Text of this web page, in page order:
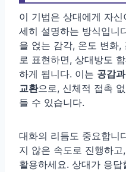
이 기법은 상대에게 자
세히 설명하는 방식입니
을 얹는 감각, 온도 변화,
로 표현하면, 상대방도
하게 됩니다. 이는 공감
교환으로, 신체적 접촉
들 수 있습니다.
대화의 리듬도 중요합니
지 않은 속도로 진행하
활용하세요. 상대가 응